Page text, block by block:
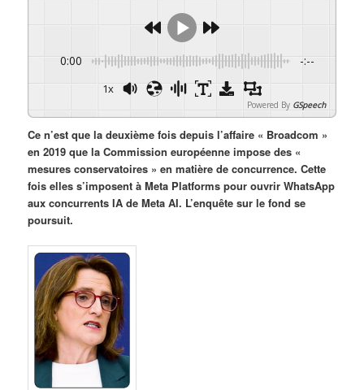
0:00 -:--
1x
Powered By GSpeech
Ce n’est que la deuxième fois depuis l’affaire « Broadcom »
en 2019 que la Commission européenne impose des «
mesures conservatoires » en matière de concurrence. Cette
fois elles s’imposent à Meta Platforms pour ouvrir WhatsApp
aux concurrents IA de Meta AI. L’enquête sur le fond se
poursuit.